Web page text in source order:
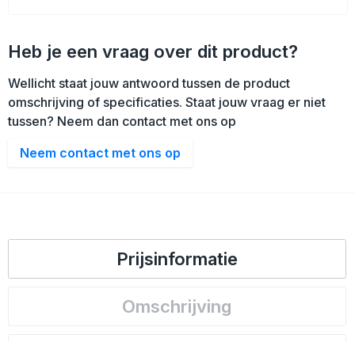
Heb je een vraag over dit product?
Wellicht staat jouw antwoord tussen de product
omschrijving of specificaties. Staat jouw vraag er niet
tussen? Neem dan contact met ons op
Neem contact met ons op
Prijsinformatie
Omschrijving